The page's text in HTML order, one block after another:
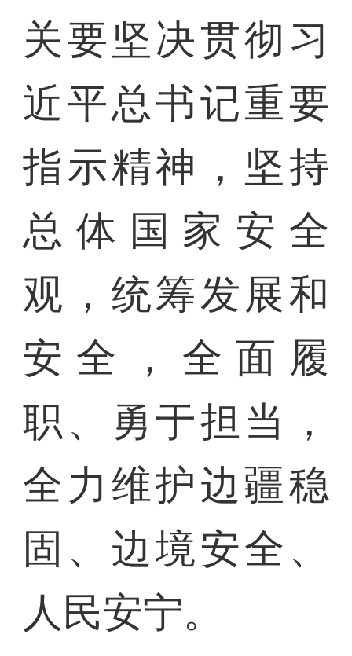
关要坚决贯彻习
近平总书记重要
指示精神，坚持
总体国家安全
观，统筹发展和
安全，全面履
职、勇于担当，
全力维护边疆稳
固、边境安全、
人民安宁。